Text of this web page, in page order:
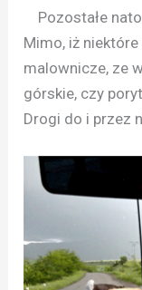
Pozostałe
Mimo, iż
malownicze, ze
górskie, czy
Drogi do i przez